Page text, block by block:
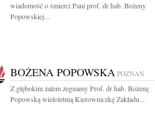
wiadomość o śmierci Pani prof. dr hab. Bożeny
Popowskiej...
BOŻENA POPOWSKA POZNAŃ
Z głębokim żalem żegnamy Prof. dr hab. Bożenę
Popowską wieloletnią Kierowniczkę Zakładu...